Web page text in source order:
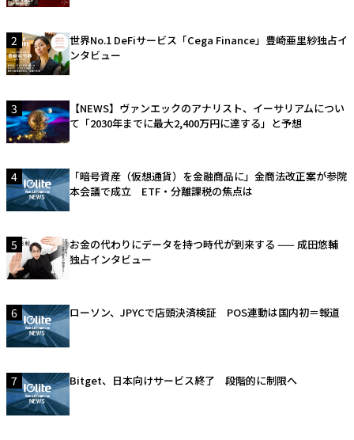
2
世界No.1 DeFiサービス「Cega Finance」豊崎亜里紗独占イ
ンタビュー
3
【NEWS】ヴァンエックのアナリスト、イーサリアムについ
て「2030年までに最大2,400万円に達する」と予想
4
「暗号資産（仮想通貨）を金融商品に」金商法改正案が参院
本会議で成立 ETF・分離課税の焦点は
5
お金の代わりにデータを持つ時代が到来する —— 成田悠輔
独占インタビュー
6 ローソン、JPYCで店頭決済検証 POS連動は国内初＝報道
7 Bitget、日本向けサービス終了 段階的に制限へ